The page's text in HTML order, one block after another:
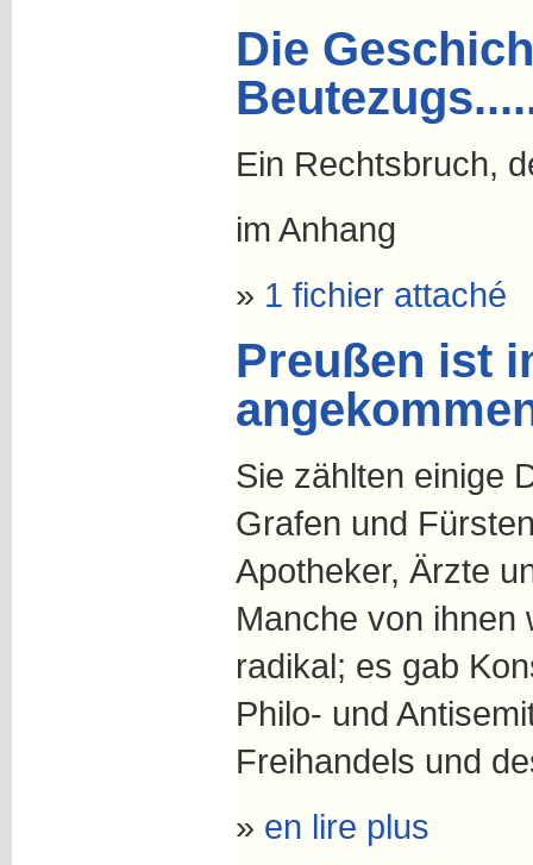
Die
Ein Rechtsbruch,
im Anhang
» 1 fichier attaché
Preußen ist
Sie zählten einige
Grafen und
Apotheker, Ärzte
Manche von ihnen
radikal; es gab
Philo- und
Freihandels und
» en lire plus